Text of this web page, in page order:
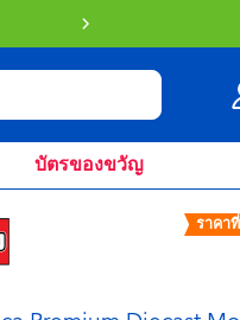
สั่
บัตรของขวัญ
ราคา